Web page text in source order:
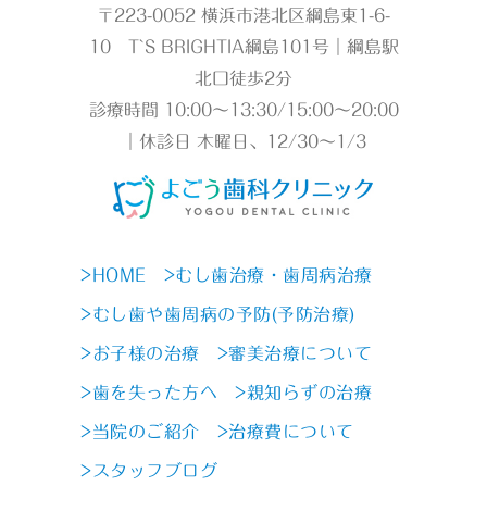
〒223-0052 横浜市港北区綱島東1-6-
10 T`S BRIGHTIA綱島101号｜綱島駅
北口徒歩2分
診療時間 10:00～13:30/15:00～20:00
｜休診日 木曜日、12/30～1/3
>HOME >むし歯治療・歯周病治療
>むし歯や歯周病の予防(予防治療)
>お子様の治療 >審美治療について
>歯を失った方へ >親知らずの治療
>当院のご紹介 >治療費について
>スタッフブログ